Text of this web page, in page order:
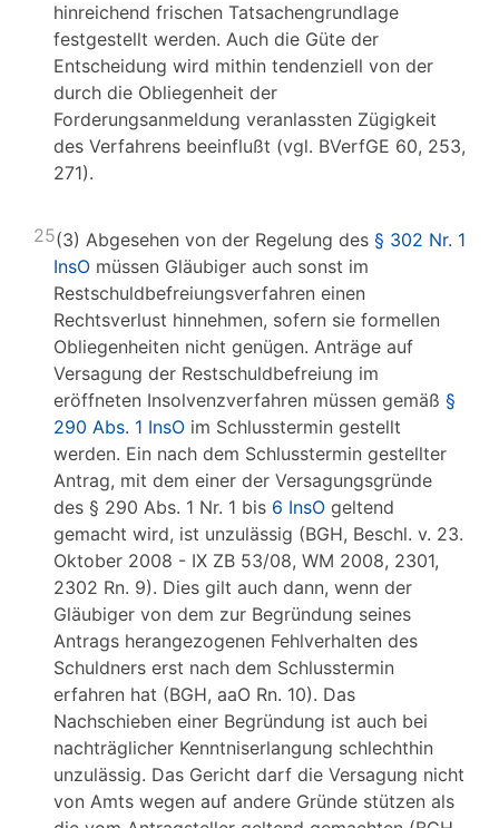
hinreichend frischen Tatsachengrundlage
festgestellt werden. Auch die Güte der
Entscheidung wird mithin tendenziell von der
durch die Obliegenheit der
Forderungsanmeldung veranlassten Zügigkeit
des Verfahrens beeinflußt (vgl. BVerfGE 60, 253,
271).
25(3) Abgesehen von der Regelung des § 302 Nr. 1
InsO müssen Gläubiger auch sonst im
Restschuldbefreiungsverfahren einen
Rechtsverlust hinnehmen, sofern sie formellen
Obliegenheiten nicht genügen. Anträge auf
Versagung der Restschuldbefreiung im
eröffneten Insolvenzverfahren müssen gemäß §
290 Abs. 1 InsO im Schlusstermin gestellt
werden. Ein nach dem Schlusstermin gestellter
Antrag, mit dem einer der Versagungsgründe
des § 290 Abs. 1 Nr. 1 bis 6 InsO geltend
gemacht wird, ist unzulässig (BGH, Beschl. v. 23.
Oktober 2008 - IX ZB 53/08, WM 2008, 2301,
2302 Rn. 9). Dies gilt auch dann, wenn der
Gläubiger von dem zur Begründung seines
Antrags herangezogenen Fehlverhalten des
Schuldners erst nach dem Schlusstermin
erfahren hat (BGH, aaO Rn. 10). Das
Nachschieben einer Begründung ist auch bei
nachträglicher Kenntniserlangung schlechthin
unzulässig. Das Gericht darf die Versagung nicht
von Amts wegen auf andere Gründe stützen als